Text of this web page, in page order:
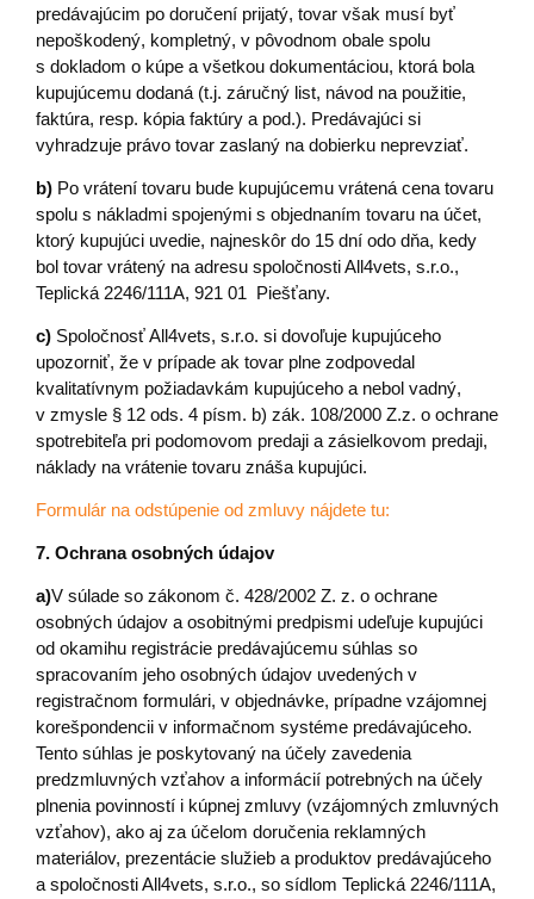
predávajúcim po doručení prijatý, tovar však musí byť
nepoškodený, kompletný, v pôvodnom obale spolu
s dokladom o kúpe a všetkou dokumentáciou, ktorá bola
kupujúcemu dodaná (t.j. záručný list, návod na použitie,
faktúra, resp. kópia faktúry a pod.). Predávajúci si
vyhradzuje právo tovar zaslaný na dobierku neprevziať.
b) Po vrátení tovaru bude kupujúcemu vrátená cena tovaru
spolu s nákladmi spojenými s objednaním tovaru na účet,
ktorý kupujúci uvedie, najneskôr do 15 dní odo dňa, kedy
bol tovar vrátený na adresu spoločnosti All4vets, s.r.o.,
Teplická 2246/111A, 921 01 Piešťany.
c) Spoločnosť All4vets, s.r.o. si dovoľuje kupujúceho
upozorniť, že v prípade ak tovar plne zodpovedal
kvalitatívnym požiadavkám kupujúceho a nebol vadný,
v zmysle § 12 ods. 4 písm. b) zák. 108/2000 Z.z. o ochrane
spotrebiteľa pri podomovom predaji a zásielkovom predaji,
náklady na vrátenie tovaru znáša kupujúci.
Formulár na odstúpenie od zmluvy nájdete tu:
7. Ochrana osobných údajov
a)V súlade so zákonom č. 428/2002 Z. z. o ochrane
osobných údajov a osobitnými predpismi udeľuje kupujúci
od okamihu registrácie predávajúcemu súhlas so
spracovaním jeho osobných údajov uvedených v
registračnom formulári, v objednávke, prípadne vzájomnej
korešpondencii v informačnom systéme predávajúceho.
Tento súhlas je poskytovaný na účely zavedenia
predzmluvných vzťahov a informácií potrebných na účely
plnenia povinností i kúpnej zmluvy (vzájomných zmluvných
vzťahov), ako aj za účelom doručenia reklamných
materiálov, prezentácie služieb a produktov predávajúceho
a spoločnosti All4vets, s.r.o., so sídlom Teplická 2246/111A,